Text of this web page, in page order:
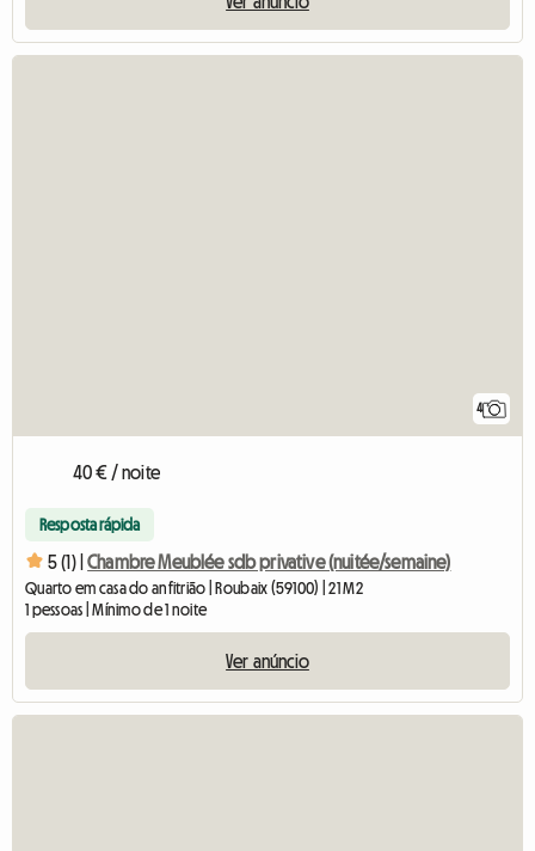
4
40 € / noite
Resposta rápida
5 (1) | Chambre Meublée sdb privative (nuitée/semaine)
Quarto em casa do anfitrião | Roubaix (59100) | 21 M2
1 pessoas | Mínimo de 1 noite
Ver anúncio